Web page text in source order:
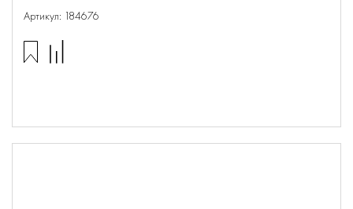
Артикул: 184676